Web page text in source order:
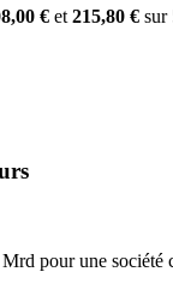
€ et 215,80 € sur
pour une société